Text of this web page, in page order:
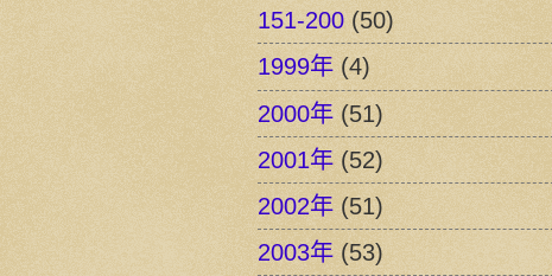
151-200 (50)
1999年 (4)
2000年 (51)
2001年 (52)
2002年 (51)
2003年 (53)